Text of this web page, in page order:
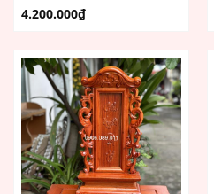
4.200.000₫